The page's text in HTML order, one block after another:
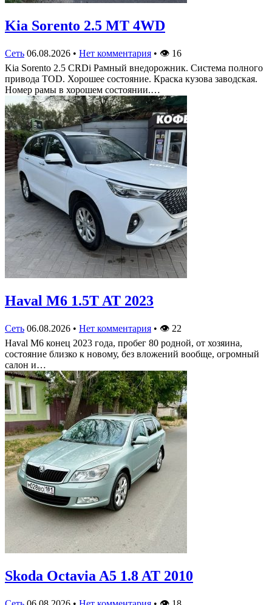
Kia Sorento 2.5 MT 4WD
Сеть 06.08.2026 • Нет комментария • 👁 16
Kia Sorento 2.5 CRDi Рамный внедорожник. Система полного
привода TOD. Хорошее состояние. Краска кузова заводская.
Номер рамы в хорошем состоянии.…
Haval M6 1.5T AT 2023
Сеть 06.08.2026 • Нет комментария • 👁 22
Haval M6 конец 2023 года, пробег 80 родной, от хозяина,
состояние близко к новому, без вложений вообще, огромный
салон и…
Skoda Octavia A5 1.8 AT 2010